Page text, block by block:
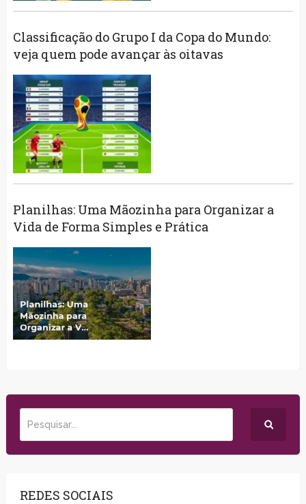
Classificação do Grupo I da Copa do Mundo:
veja quem pode avançar às oitavas
Planilhas: Uma Mãozinha para Organizar a
Vida de Forma Simples e Prática
REDES SOCIAIS